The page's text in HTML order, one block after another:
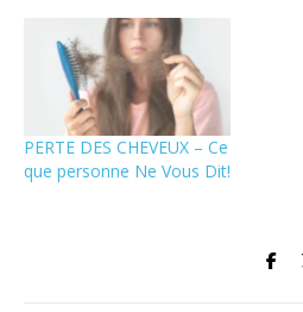
PERTE DES CHEVEUX – Ce
que personne Ne Vous Dit!